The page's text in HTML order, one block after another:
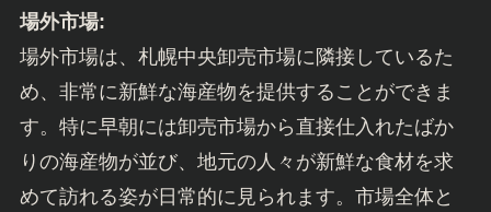
場外市場:
場外市場は、札幌中央卸売市場に隣接しているた
め、非常に新鮮な海産物を提供することができま
す。特に早朝には卸売市場から直接仕入れたばか
りの海産物が並び、地元の人々が新鮮な食材を求
めて訪れる姿が日常的に見られます。市場全体と